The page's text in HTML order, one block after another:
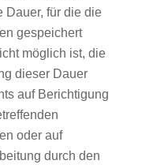
Dauer, für die die
gespeichert
möglich ist, die
dieser Dauer
auf Berichtigung
oder auf
durch den